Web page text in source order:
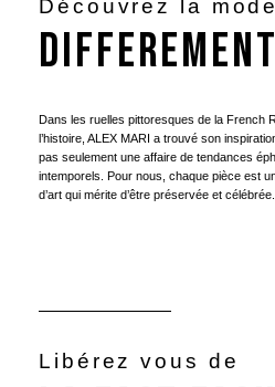
Découvrez la mode
DIFFEREMENT
Dans les ruelles pittoresques de la French
l’histoire, ALEX MARI a trouvé son
pas seulement une affaire de tendances
intemporels. Pour nous, chaque pièce est
d’art qui mérite d’être préservée et célébrée.
Libérez vous de